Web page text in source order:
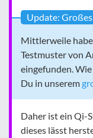
Update:
Mittlerweile
Testmuster von
eingefunden.
Du in unserem
Daher ist ein Qi-
dieses lässt